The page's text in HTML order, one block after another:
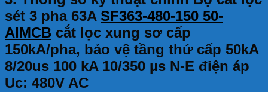
sét 3 pha 63A SF363-480-150 50-
AIMCB cắt lọc xung sơ cấp
150kA/pha, bảo vệ tầng thứ cấp 50kA
8/20us 100 kA 10/350 µs N-E điện áp
Uc: 480V AC